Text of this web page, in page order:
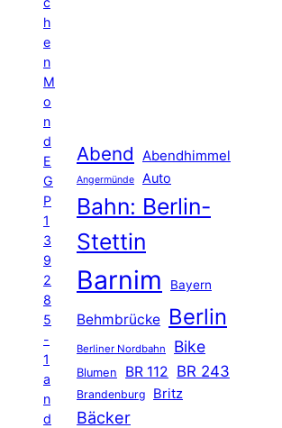
h
e
n
M
o
n
d
E
G
P
1
3
9
2
8
5
-
1
a
n
d
Abend Abendhimmel
Angermünde Auto
Bahn: Berlin-
Stettin
Barnim Bayern
Behmbrücke Berlin
Berliner Nordbahn Bike
Blumen BR 112 BR 243
Brandenburg Britz
Bäcker